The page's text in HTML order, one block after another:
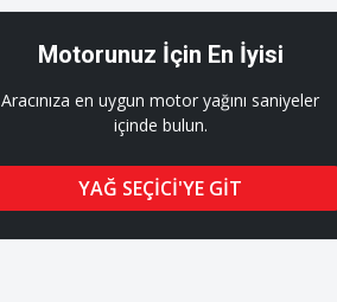
Motorunuz İçin En İyisi
Aracınıza en uygun motor yağını saniyeler
içinde bulun.
YAĞ SEÇİCİ'YE GİT